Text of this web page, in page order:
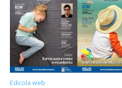
Edicola web